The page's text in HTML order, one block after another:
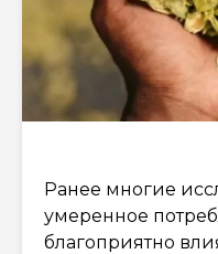
Ранее многие
умеренное
благоприятно